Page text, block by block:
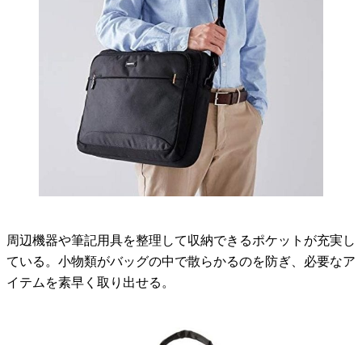
周辺機器や筆記用具を整理して収納できるポケットが充実し
ている。小物類がバッグの中で散らかるのを防ぎ、必要なア
イテムを素早く取り出せる。